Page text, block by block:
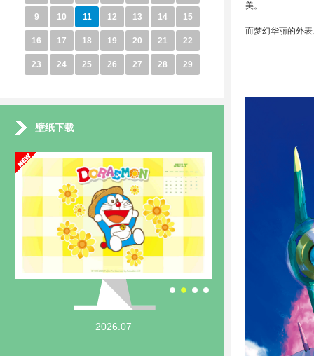
9 10 11 12 13 14 15
16 17 18 19 20 21 22
23 24 25 26 27 28 29
壁纸下载
2026.07
美。
而梦幻华丽的外